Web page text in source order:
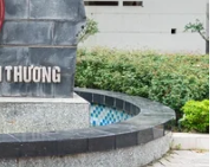
Á'